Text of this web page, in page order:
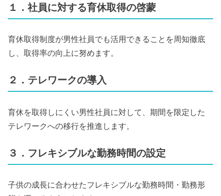
１．社員に対する育休取得の啓蒙
育休取得制度が男性社員でも活用できることを周知徹底
し、取得率の向上に努めます。
２．テレワークの導入
育休を取得しにくい男性社員に対して、期間を限定した
テレワークへの移行を推進します。
３．フレキシブルな勤務時間の設定
子供の成長に合わせたフレキシブルな勤務時間・勤務形